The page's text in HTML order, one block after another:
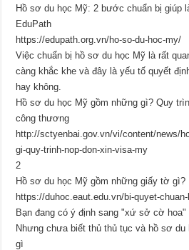
Hồ sơ du học Mỹ: 2 bước chuẩn bị giúp
EduPath
https://edupath.org.vn/ho-so-du-hoc-my/
Việc chuẩn bị hồ sơ du học Mỹ là rất
càng khắc khe và đây là yếu tố quyết
hay không.
Hồ sơ du học Mỹ gồm những gì? Quy
công thương
http://sctyenbai.gov.vn/vi/content/news/
gi-quy-trinh-nop-don-xin-visa-my
2
Hồ sơ du học Mỹ gồm những giấy tờ gì?
https://duhoc.eaut.edu.vn/bi-quyet-
Bạn đang có ý định sang "xứ sở cờ
Nhưng chưa biết thủ thủ tục và hồ sơ
gì